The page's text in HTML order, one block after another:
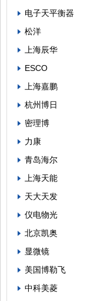
电子天平衡器
松洋
上海辰华
ESCO
上海嘉鹏
杭州博日
密理博
力康
青岛海尔
上海天能
天大天发
仪电物光
北京凯奥
显微镜
美国博勒飞
中科美菱